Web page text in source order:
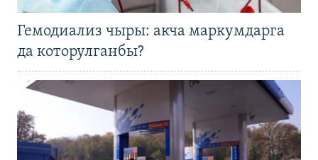
Гемодиализ чыры: акча маркумдарга
да которулганбы?